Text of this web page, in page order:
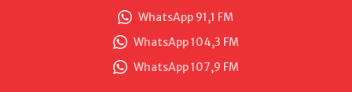
WhatsApp 91,1 FM
WhatsApp 104,3 FM
WhatsApp 107,9 FM